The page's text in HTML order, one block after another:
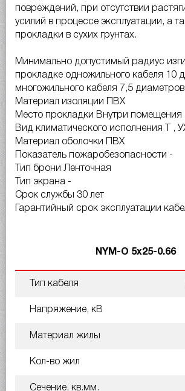
повреждений, при отсутствии
усилий в процессе эксплуатации, а
прокладки в сухих грунтах.
Минимально допустимый радиус
прокладке одножильного кабеля 10
многожильного кабеля 7,5 диаметров
Материал изоляции ПВХ
Место прокладки Внутри помещения
Вид климатического исполнения Т ,
Материал оболочки ПВХ
Показатель пожаробезопасности -
Тип брони Ленточная
Тип экрана -
Срок службы 30 лет
Гарантийный срок эксплуатации
NYM-O 5х25-0.66
Тип кабеля
Напряжение, кВ
Материал жилы
Кол-во жил
Сечение, кв.мм.